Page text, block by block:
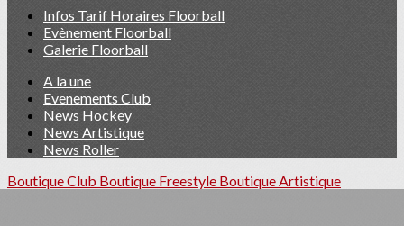
Infos Tarif Horaires Floorball
Evènement Floorball
Galerie Floorball
A la une
Evenements Club
News Hockey
News Artistique
News Roller
Boutique Club Boutique Freestyle Boutique Artistique